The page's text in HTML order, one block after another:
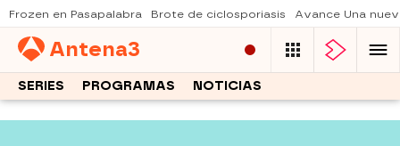
Frozen en Pasapalabra Brote de ciclosporiasis Avance Una
Antena3
SERIES PROGRAMAS NOTICIAS